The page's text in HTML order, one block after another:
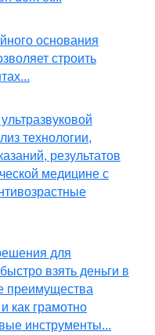
основания
строить
технологии,
результатов
медицине с
для
взять деньги в
преимущества
как грамотно
инструменты...